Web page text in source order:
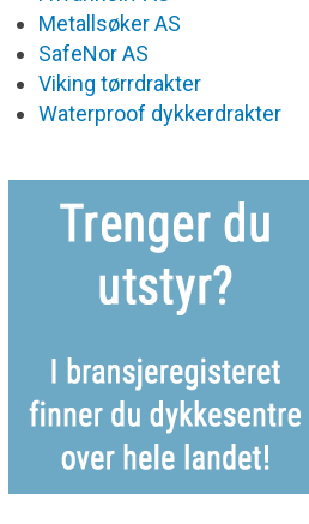
Metallsøker AS
SafeNor AS
Viking tørrdrakter
Waterproof dykkerdrakter